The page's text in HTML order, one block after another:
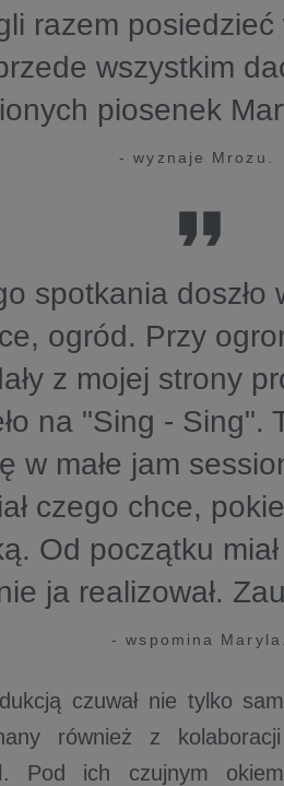
razem
wszystkim
piosenek
- wyznaje Mrozu.
spotkania doszło
ogród. Przy
z mojej strony
na "Sing - Sing".
w małe jam
czego chce,
Od początku
ja realizował.
- wspomina
czuwał nie tylko
również z
. Pod ich czujnym